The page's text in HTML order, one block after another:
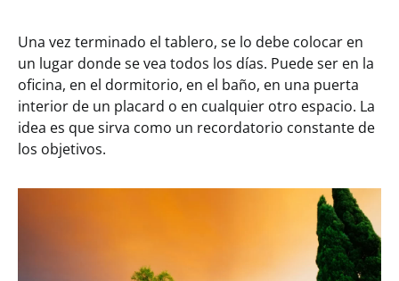
Una vez terminado el tablero, se lo debe colocar en
un lugar donde se vea todos los días. Puede ser en la
oficina, en el dormitorio, en el baño, en una puerta
interior de un placard o en cualquier otro espacio. La
idea es que sirva como un recordatorio constante de
los objetivos.